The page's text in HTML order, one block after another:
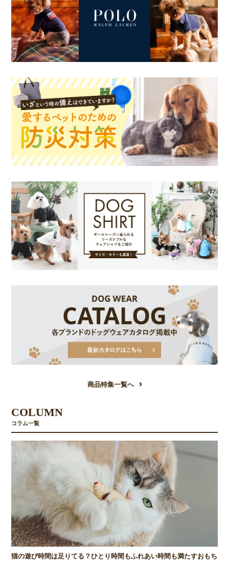
商品特集一覧へ
COLUMN
コラム一覧
猫の遊び時間は足りてる？ひとり時間もふれあい時間も満たすおもち